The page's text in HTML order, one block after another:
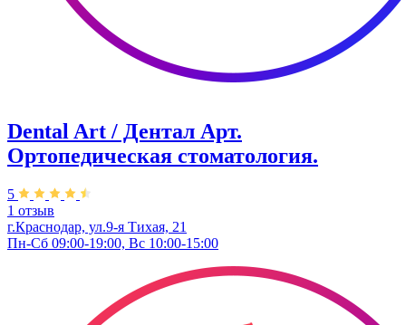
Dental Art / Дентал Арт.
Ортопедическая стоматология.
5
1 отзыв
г.Краснодар, ул.9-я Тихая, 21
Пн-Сб 09:00-19:00, Вс 10:00-15:00